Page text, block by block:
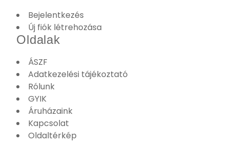
Bejelentkezés
Új fiók létrehozása
Oldalak
ÁSZF
Adatkezelési tájékoztató
Rólunk
GYIK
Áruházaink
Kapcsolat
Oldaltérkép